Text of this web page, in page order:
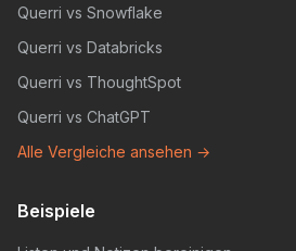
Querri vs Snowflake
Querri vs Databricks
Querri vs ThoughtSpot
Querri vs ChatGPT
Alle Vergleiche ansehen →
Beispiele